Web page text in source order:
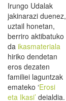
Irungo Udalak
jakinarazi duenez,
uztail honetan,
berriro aktibatuko
da ikasmateriala
hiriko dendetan
eros dezaten
familiei laguntzak
emateko ‘Erosi
eta Ikasi’ deialdia.